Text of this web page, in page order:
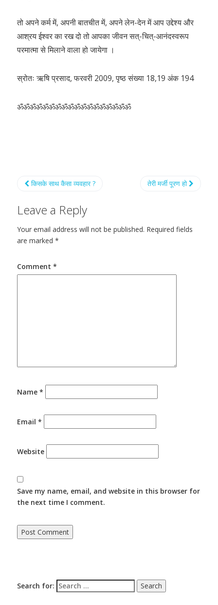
तो अपने कर्म में, अपनी बातचीत में, अपने लेन-देन में आप उद्देश्य और
आश्रय ईश्वर का रख दो तो आपका जीवन सत्-चित्-आनंदस्वरूप
परमात्मा से मिलाने वाला हो जायेगा ।
स्रोतः ऋषि प्रसाद, फरवरी 2009, पृष्ठ संख्या 18,19 अंक 194
ॐॐॐॐॐॐॐॐॐॐॐॐॐॐॐॐॐॐ
किसके साथ कैसा व्यवहार ? तेरी मर्जी पूरण हो
Leave a Reply
Your email address will not be published. Required fields
are marked *
Comment *
Name *
Email *
Website
Save my name, email, and website in this browser for
the next time I comment.
Search for: